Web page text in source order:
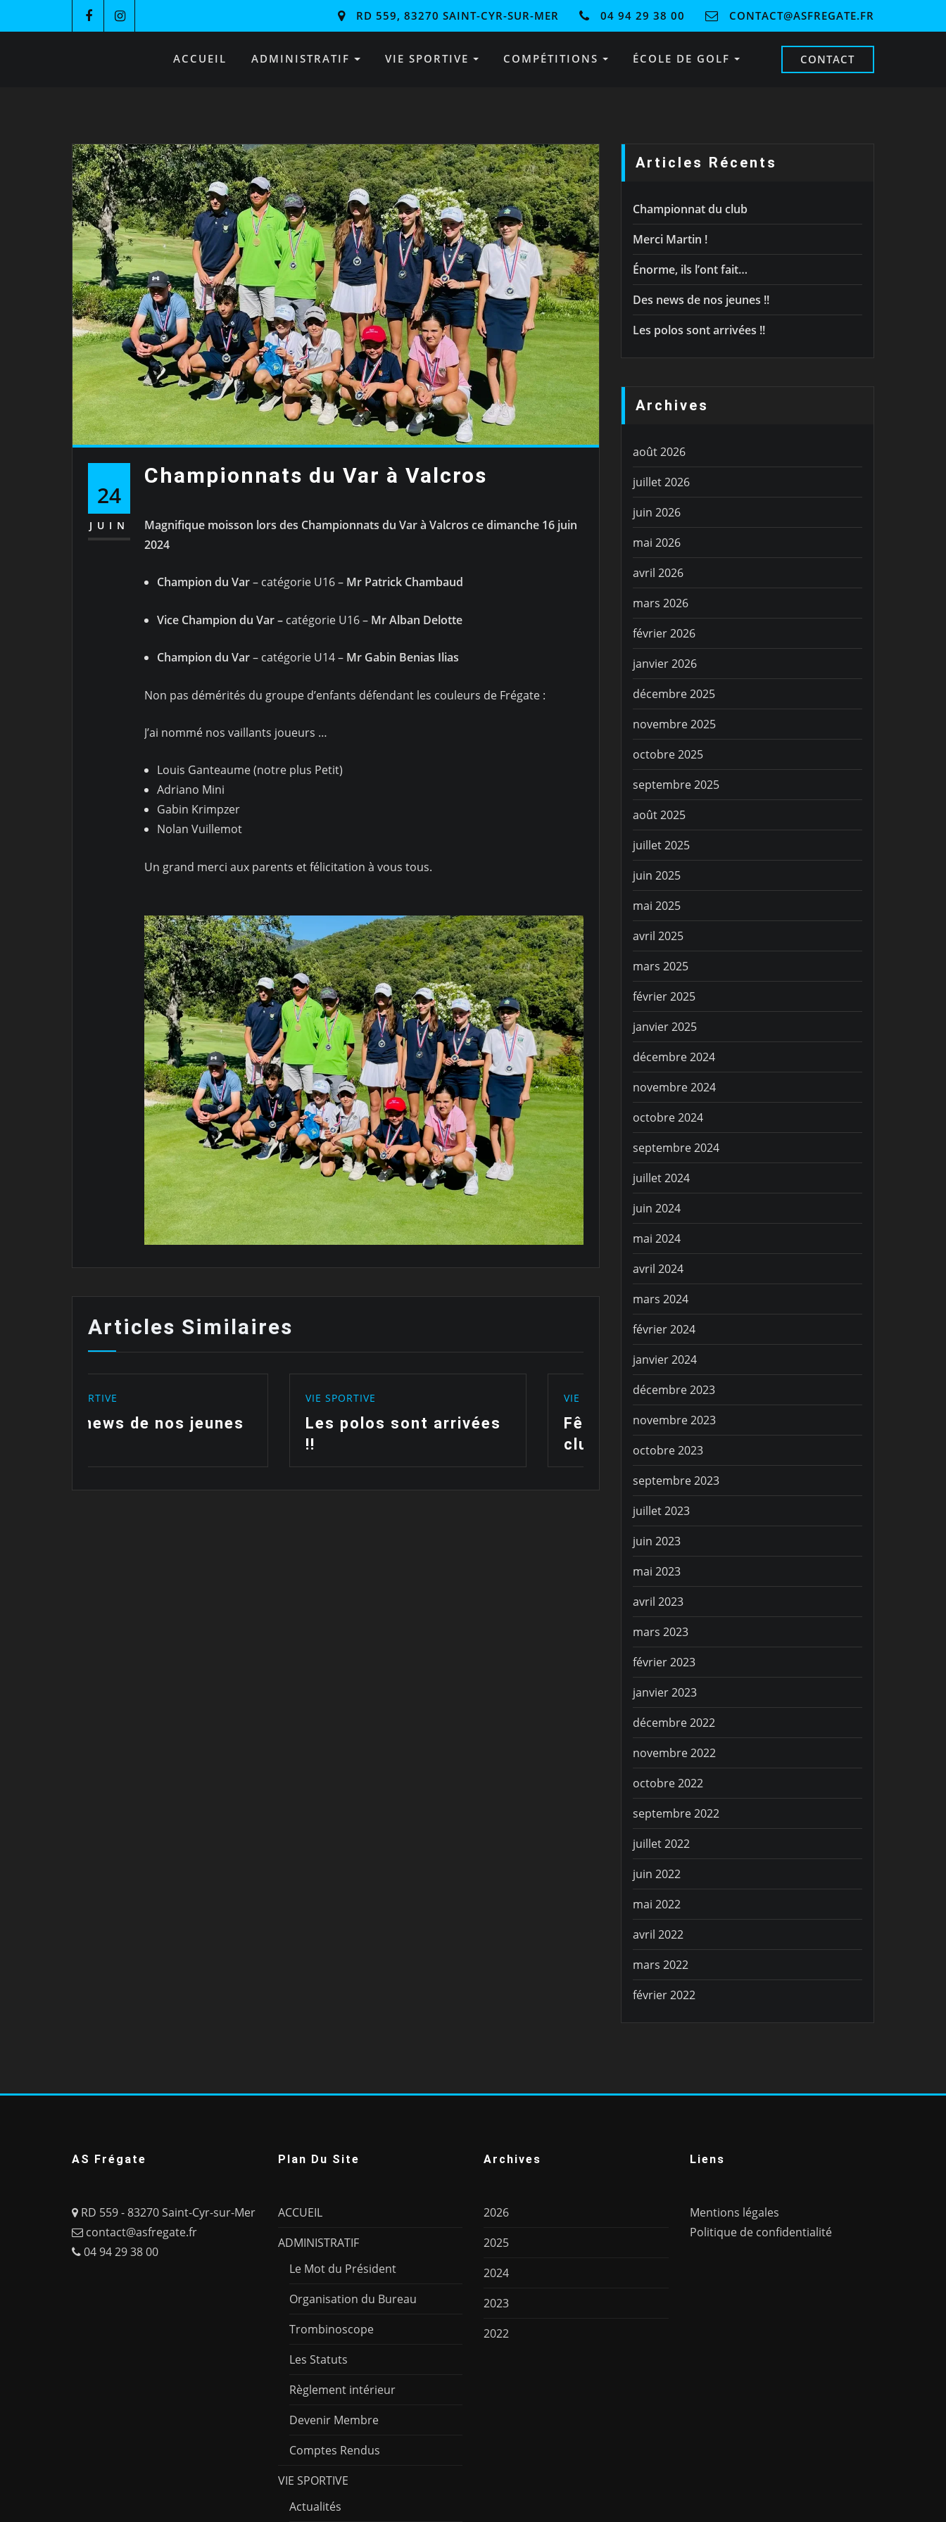
RD 559, 83270 SAINT-CYR-SUR-MER 04 94 29 38 00 CONTACT@ASFREGATE.FR
ACCUEIL ADMINISTRATIF VIE SPORTIVE COMPÉTITIONS ÉCOLE DE GOLF CONTACT
24
JUIN
Championnats du Var à Valcros
Magnifique moisson lors des Championnats du Var à Valcros ce dimanche 16 juin
2024
Champion du Var– catégorie U16 – Mr Patrick Chambaud
Vice Champion du Var – catégorie U16 – Mr Alban Delotte
Champion du Var– catégorie U14 – Mr Gabin Benias Ilias
Non pas démérités du groupe d’enfants défendant les couleurs de Frégate :
J’ai nommé nos vaillants joueurs …
Louis Ganteaume (notre plus Petit)
Adriano Mini
Gabin Krimpzer
Nolan Vuillemot
Un grand merci aux parents et félicitation à vous tous.
Articles Similaires
VIE SPORTIVE
Les polos sont arrivées
VIE SPORTIVE
Fête des enfants du
VIE SPORTIVE
C’est parti !!!
Articles Récents
Championnat du club
Merci Martin !
Énorme, ils l’ont fait…
Des news de nos jeunes !!
Les polos sont arrivées !!
Archives
août 2026
juillet 2026
juin 2026
mai 2026
avril 2026
mars 2026
février 2026
janvier 2026
décembre 2025
novembre 2025
octobre 2025
septembre 2025
août 2025
juillet 2025
juin 2025
mai 2025
avril 2025
mars 2025
février 2025
janvier 2025
décembre 2024
novembre 2024
octobre 2024
septembre 2024
juillet 2024
juin 2024
mai 2024
avril 2024
mars 2024
février 2024
janvier 2024
décembre 2023
novembre 2023
octobre 2023
septembre 2023
juillet 2023
juin 2023
mai 2023
avril 2023
mars 2023
février 2023
janvier 2023
décembre 2022
novembre 2022
octobre 2022
septembre 2022
juillet 2022
juin 2022
mai 2022
avril 2022
mars 2022
février 2022
AS Frégate
RD 559 - 83270 Saint-Cyr-sur-Mer
contact@asfregate.fr
04 94 29 38 00
Plan Du Site
ACCUEIL
ADMINISTRATIF
Le Mot du Président
Organisation du Bureau
Trombinoscope
Les Statuts
Règlement intérieur
Devenir Membre
Comptes Rendus
VIE SPORTIVE
Actualités
Archives
2026
2025
2024
2023
2022
Liens
Mentions légales
Politique de confidentialité